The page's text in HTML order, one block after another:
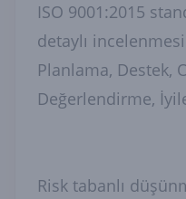
ISO 9001:2015
detaylı
Planlama, Destek,
Değerlendirme,
Risk tabanlı